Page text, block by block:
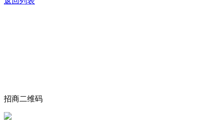
招商二维码